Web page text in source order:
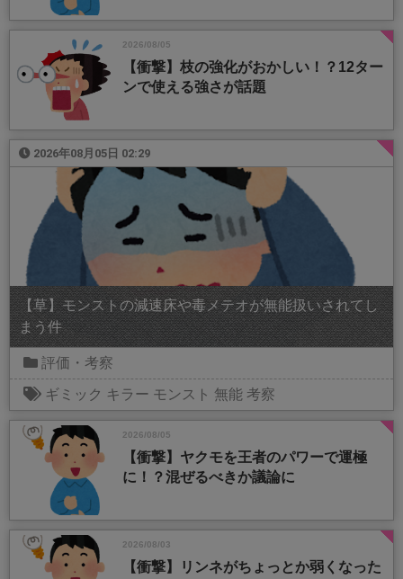
2026/08/05
【衝撃】枝の強化がおかしい！？12ター
ンで使える強さが話題
2026年08月05日 02:29
【草】モンストの減速床や毒メテオが無能扱いされてし
まう件
評価・考察
ギミック キラー モンスト 無能 考察
2026/08/05
【衝撃】ヤクモを王者のパワーで運極
に！？混ぜるべきか議論に
2026/08/03
【衝撃】リンネがちょっとか弱くなった